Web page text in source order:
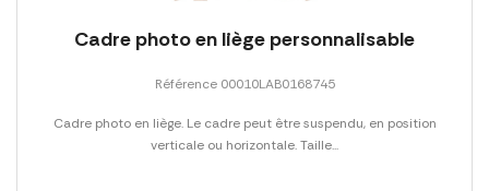
Cadre photo en liège personnalisable
Référence 00010LAB0168745
Cadre photo en liège. Le cadre peut être suspendu, en position
verticale ou horizontale. Taille...